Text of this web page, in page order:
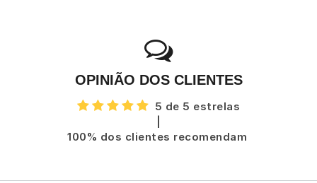
OPINIÃO DOS CLIENTES
5 de 5 estrelas
100% dos clientes recomendam